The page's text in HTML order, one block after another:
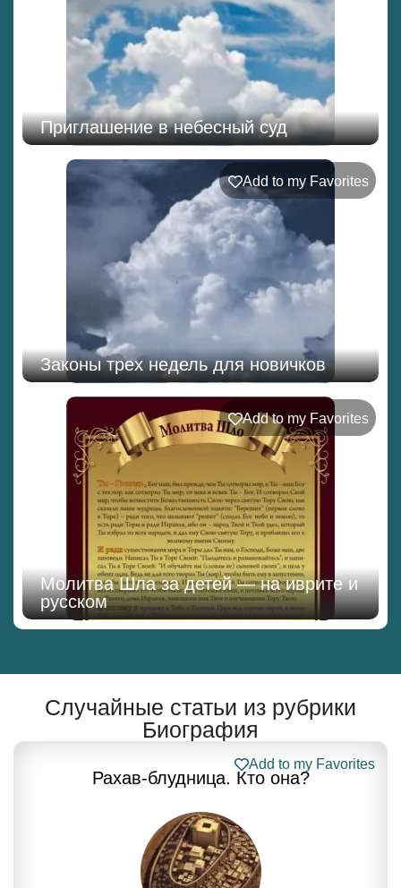
Приглашение в небесный суд
Add to my Favorites
Законы трех недель для новичков
Add to my Favorites
Молитва Шла за детей — на иврите и
русском
Случайные статьи из рубрики
Биография
Рахав-блудница. Кто она?
Add to my Favorites